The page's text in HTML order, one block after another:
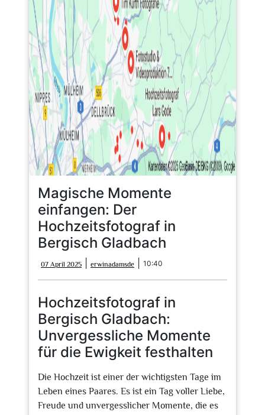
Magische Momente
einfangen: Der
Hochzeitsfotograf in
Bergisch Gladbach
07 April 2025
April
2025
erwinadamsde erwinadamsde
10:40
Hochzeitsfotograf in
Bergisch Gladbach:
Unvergessliche Momente
für die Ewigkeit festhalten
Die Hochzeit ist einer der wichtigsten Tage im
Leben eines Paares. Es ist ein Tag voller Liebe,
Freude und unvergesslicher Momente, die es